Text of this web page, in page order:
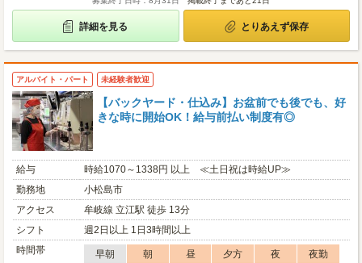
詳細を見る とりあえず保存
アルバイト・パート 未経験者歓迎
【バックヤード・仕込み】お盆前でも後でも、好
きな時に開始OK！給与前払い制度有◎
給与
時給1070～1338円 以上 ≪土日祝は時給UP≫
勤務地
小松島市
アクセス
牟岐線 立江駅 徒歩 13分
シフト
週2日以上 1日3時間以上
時間帯
早朝 朝 昼 夕方 夜
夜勤